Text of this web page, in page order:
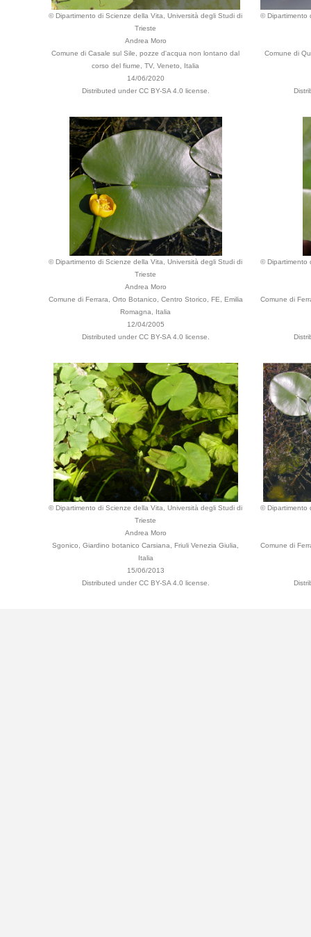
© Dipartimento di Scienze della Vita, Università degli Studi di
Trieste
Andrea Moro
Comune di Casale sul Sile, pozze d'acqua non lontano dal
corso del fiume, TV, Veneto, Italia
14/06/2020
Distributed under CC BY-SA 4.0 license.
© Dipartimento
Comune di
© Dipartimento di Scienze della Vita, Università degli Studi di
Trieste
Andrea Moro
Comune di Ferrara, Orto Botanico, Centro Storico, FE, Emilia
Romagna, Italia
12/04/2005
Distributed under CC BY-SA 4.0 license.
© Dipartimento
Comune di
© Dipartimento di Scienze della Vita, Università degli Studi di
Trieste
Andrea Moro
Sgonico, Giardino botanico Carsiana, Friuli Venezia Giulia,
Italia
15/06/2013
Distributed under CC BY-SA 4.0 license.
© Dipartimento
Comune di